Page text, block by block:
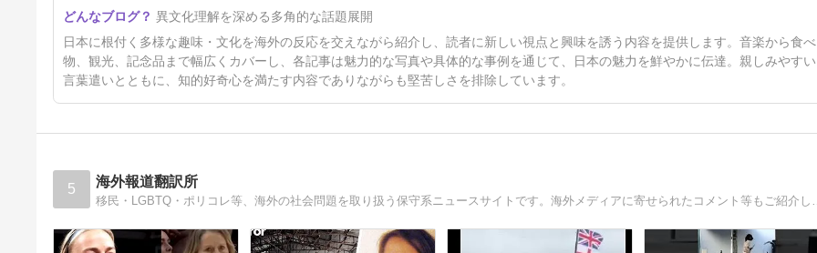
ある！」日本の夏の良い所に対
4日前
異文化理解を深める多角的な話題展開
日本に根付く多様な趣味・文化を海外の反応を交えながら紹介し、読者に新しい視点と興味を誘う内容を提供します。音楽から食べ
物、観光、記念品まで幅広くカバーし、各記事は魅力的な写真や具体的な事例を通じて、日本の魅力を鮮やかに伝達。親しみやすい
言葉遣いとともに、知的好奇心を満たす内容でありながらも堅苦しさを排除しています。
5 海外報道翻訳所